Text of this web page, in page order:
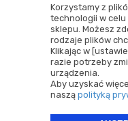
Korzystamy z
technologii w
sklepu. Możesz
rodzaje plików
Klikając w
razie potrzeby
urządzenia.
Aby uzyskać
naszą polityką
ul.
83-010